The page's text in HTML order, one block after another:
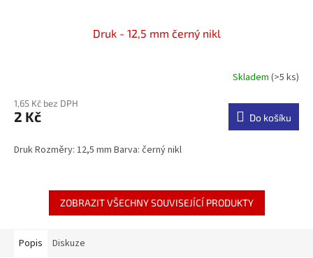
Druk - 12,5 mm černý nikl
Skladem (>5 ks)
1,65 Kč bez DPH
2 Kč Do košíku
Druk Rozměry: 12,5 mm Barva: černý nikl
ZOBRAZIT VŠECHNY SOUVISEJÍCÍ PRODUKTY
Popis Diskuze